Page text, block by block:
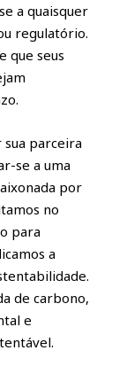
a quaisquer
regulatório.
que seus
sua parceira
se a uma
por
no
para
a
de carbono,
e